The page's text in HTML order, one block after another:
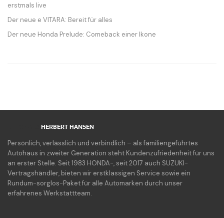
erstmals live
Der neue e VITARA: Bereit für alles
Der neue Honda Prelude: Comeback einer Ikone
HERBERT HANSEN
Persönlich, verlässlich und verbindlich – als familiengeführtes
Autohaus in zweiter Generation steht Kundenzufriedenheit für uns
an erster Stelle. Seit 1983 HONDA-, seit 2017 auch SUZUKI-
Vertragshändler, bieten wir erstklassigen Service sowie ein
Rundum-sorglos-Paket für alle Automarken durch unser
erfahrenes Werkstattteam.